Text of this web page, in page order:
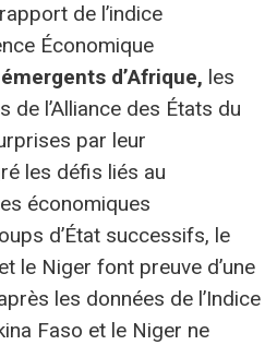
de l’indice
Économique
d’Afrique, les
l’Alliance des États du
par leur
les défis liés au
économiques
d’État successifs, le
le Niger font preuve d’une
les données de l’Indice
Faso et le Niger ne